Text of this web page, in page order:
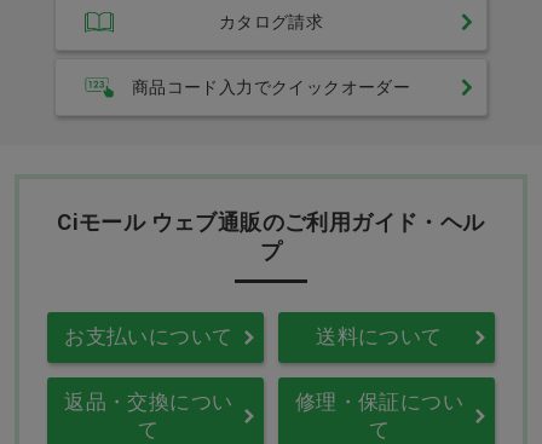
カタログ請求
商品コード入力でクイックオーダー
Ciモール ウェブ通販のご利用ガイド・ヘル
プ
お支払いについて 送料について
返品・交換につい
て
修理・保証につい
て